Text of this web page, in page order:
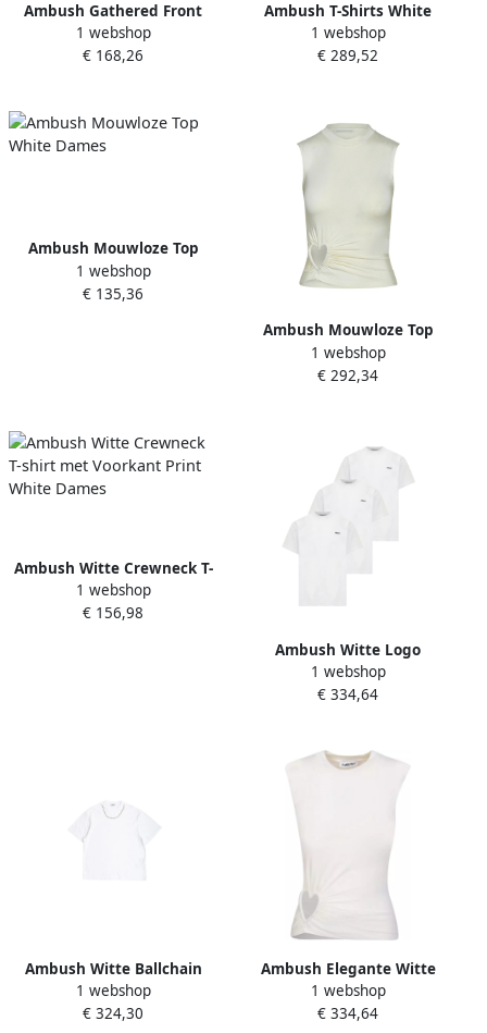
Ambush Gathered Front
Detail Viscose T-shirt White
Dames
1 webshop
€ 168,26
Ambush T-Shirts White
Dames
1 webshop
€ 289,52
Ambush Mouwloze Top
White Dames
1 webshop
€ 135,36
Ambush Mouwloze Top
White Dames
1 webshop
€ 292,34
Ambush Witte Crewneck T-
shirt met Voorkant Print
White Dames
1 webshop
€ 156,98
Ambush Witte Logo
Crewneck T-shirts White
Dames
1 webshop
€ 334,64
Ambush Witte Ballchain
Korte Mouw T-Shirt White
Dames
1 webshop
€ 324,30
Ambush Elegante Witte
Mouwloze Top White Dames
1 webshop
€ 334,64